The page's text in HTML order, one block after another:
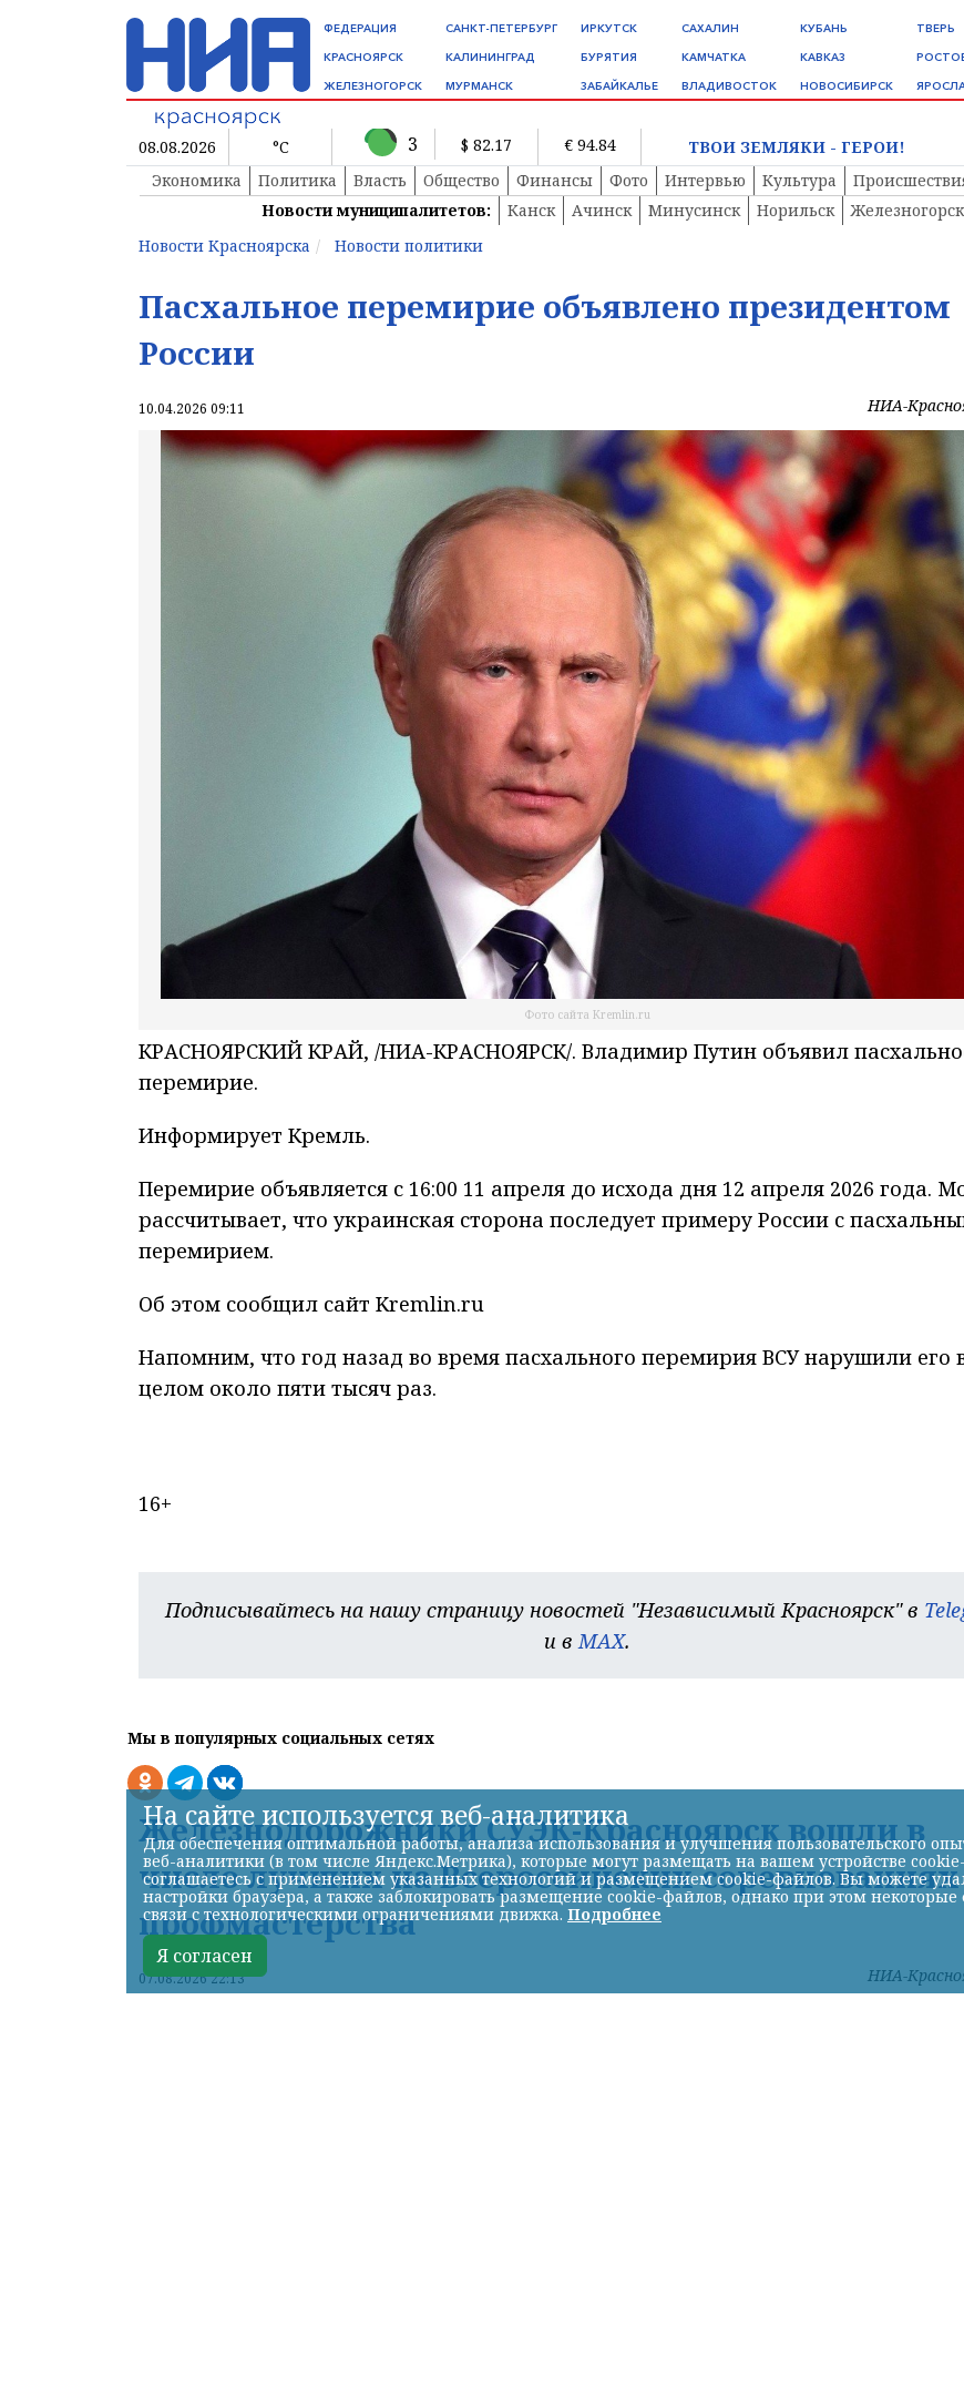
ФЕДЕРАЦИЯ
КРАСНОЯРСК
ЖЕЛЕЗНОГОРСК
САНКТ-ПЕТЕРБУРГ
КАЛИНИНГРАД
МУРМАНСК
ИРКУТСК
БУРЯТИЯ
ЗАБАЙКАЛЬЕ
САХАЛИН
КАМЧАТКА
ВЛАДИВОСТОК
КУБАНЬ
КАВКАЗ
НОВОСИБИРСК
ТВЕРЬ
08.08.2026 °C 3 $ 82.17 € 94.84
ТВОИ ЗЕМЛЯКИ - ГЕРОИ!
Экономика
Политика Власть Общество Финансы Фото Интервью Культура
Новости муниципалитетов:
Канск Ачинск Минусинск Норильск Железногорск
Новости Красноярска
Новости политики
Пасхальное перемирие объявлено президентом
России
10.04.2026 09:11 НИА-
Фото сайта Kremlin.ru
КРАСНОЯРСКИЙ КРАЙ, /НИА-КРАСНОЯРСК/. Владимир Путин объявил
перемирие.
Информирует Кремль.
Перемирие объявляется с 16:00 11 апреля до исхода дня 12 апреля 2026 года.
рассчитывает, что украинская сторона последует примеру России с
перемирием.
Об этом сообщил сайт Kremlin.ru
Напомним, что год назад во время пасхального перемирия ВСУ нарушили его
целом около пяти тысяч раз.
16+
Подписывайтесь на нашу страницу новостей "Независимый Красноярск" в
и в MAX.
Мы в популярных социальных сетях
Железнодорожники СУЭК-Красноярск вошли в
число лучших на Всероссийских соревнованиях
профмастерства
07.08.2026 22:13 НИА-
На сайте используется веб-аналитика
Для обеспечения оптимальной работы, анализа использования и улучшения пользовательского
веб-аналитики (в том числе Яндекс.Метрика), которые могут размещать на вашем устройстве
соглашаетесь с применением указанных технологий и размещением cookie-файлов. Вы можете
настройки браузера, а также заблокировать размещение cookie-файлов, однако при этом
связи с технологическими ограничениями движка. Подробнее
Я согласен